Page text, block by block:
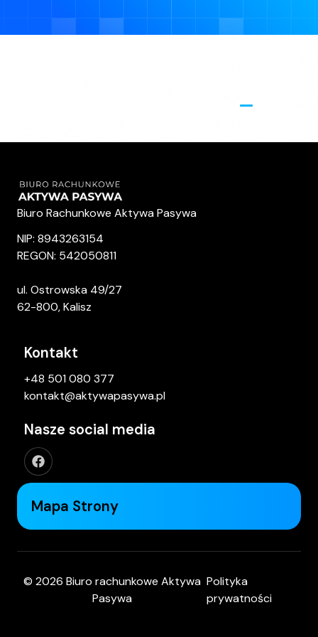
Biuro Rachunkowe Aktywa Pasywa
NIP: 8943263154
REGON: 542050811
ul. Ostrowska 49/27
62-800, Kalisz
Kontakt
+48 501 080 377
kontakt@aktywapasywa.pl
Nasze social media
Mapa Strony
© 2026 Biuro rachunkowe Aktywa
Pasywa
Polityka
prywatności